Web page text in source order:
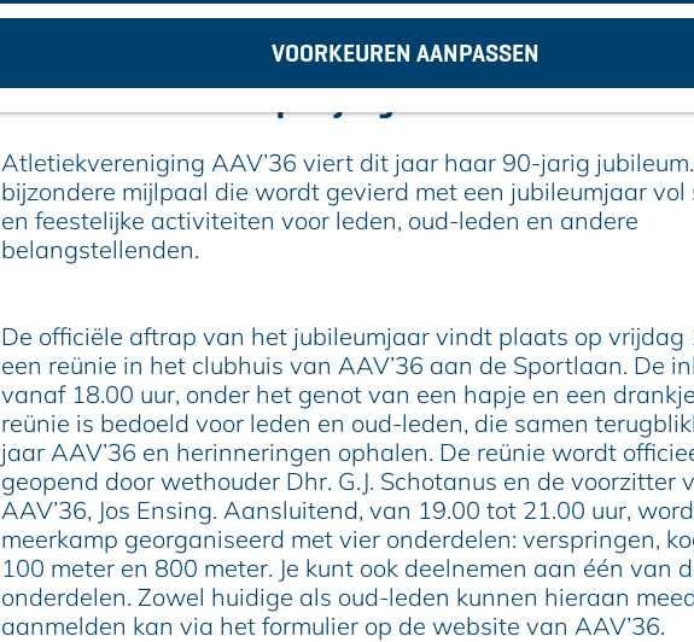
VOORKEUREN AANPASSEN
AAV’36 VIERT 90-JARIG JUBILEUM MET EEN
VOOR (OUD-)LEDEN
op vrijdag 1 mei 2026
Atletiekvereniging AAV’36 viert dit jaar haar 90-jarig
bijzondere mijlpaal die wordt gevierd met een jubileumjaar vol
en feestelijke activiteiten voor leden, oud-leden en andere
belangstellenden.
De officiële aftrap van het jubileumjaar vindt plaats op vrijdag
een reünie in het clubhuis van AAV’36 aan de Sportlaan. De
vanaf 18.00 uur, onder het genot van een hapje en een
reünie is bedoeld voor leden en oud-leden, die samen
jaar AAV’36 en herinneringen ophalen. De reünie wordt
geopend door wethouder Dhr. G.J. Schotanus en de voorzitter
AAV’36, Jos Ensing. Aansluitend, van 19.00 tot 21.00 uur,
meerkamp georganiseerd met vier onderdelen: verspringen,
100 meter en 800 meter. Je kunt ook deelnemen aan één van
onderdelen. Zowel huidige als oud-leden kunnen hieraan
aanmelden kan via het formulier op de website van AAV’36.